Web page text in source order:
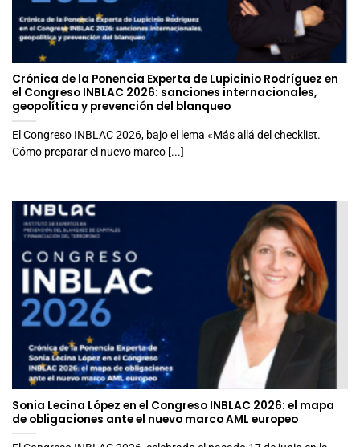
Crónica de la Ponencia Experta de Lupicinio Rodríguez en
el Congreso INBLAC 2026: sanciones internacionales,
geopolítica y prevención del blanqueo
El Congreso INBLAC 2026, bajo el lema «Más allá del checklist.
Cómo preparar el nuevo marco [...]
Sonia Lecina López en el Congreso INBLAC 2026: el mapa
de obligaciones ante el nuevo marco AML europeo